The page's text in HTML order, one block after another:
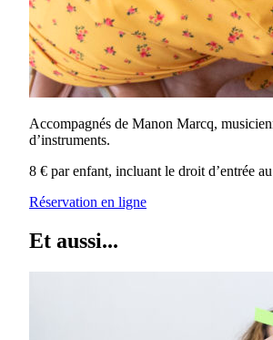
Accompagnés de Manon Marcq,
d’instruments.
8 € par enfant, incluant le droit d’entrée
Réservation en ligne
Et aussi...